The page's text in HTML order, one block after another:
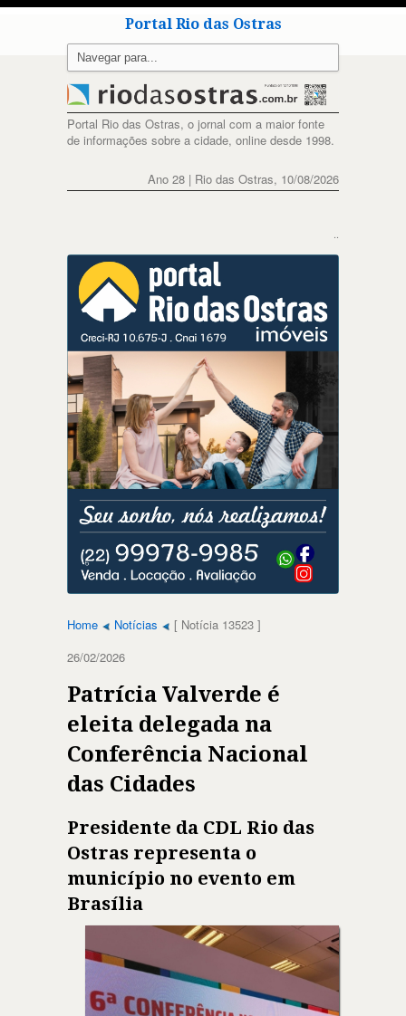
Portal Rio das Ostras
Portal Rio das Ostras, o jornal com a maior fonte
de informações sobre a cidade, online desde 1998.
Ano 28 | Rio das Ostras, 10/08/2026
..
Home Notícias
[ Notícia 13523 ]
26/02/2026
Patrícia Valverde é
eleita delegada na
Conferência Nacional
das Cidades
Presidente da CDL Rio das
Ostras representa o
município no evento em
Brasília